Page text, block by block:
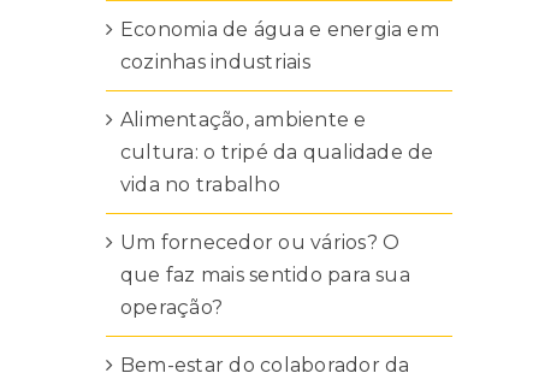
Economia de água e energia em
cozinhas industriais
Alimentação, ambiente e
cultura: o tripé da qualidade de
vida no trabalho
Um fornecedor ou vários? O
que faz mais sentido para sua
operação?
Bem-estar do colaborador da